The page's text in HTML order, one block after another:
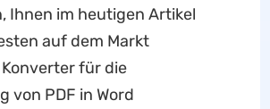
Ihnen im heutigen Artikel
auf dem Markt
für die
von PDF in Word